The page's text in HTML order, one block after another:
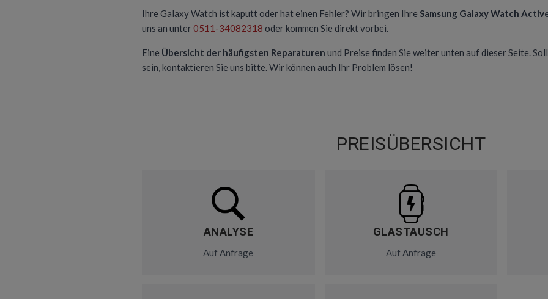
Ihre Galaxy Watch ist kaputt oder hat einen Fehler? Wir bringen Ihre Samsung Galaxy Watch
uns an unter0511-34082318 oder kommen Sie direkt vorbei.
Eine Übersicht der häufigsten Reparaturen und Preise finden Sie weiter unten auf dieser Seite.
sein, kontaktieren Sie uns bitte. Wir können auch Ihr Problem lösen!
PREISÜBERSICHT
ANALYSE
Auf Anfrage
GLASTAUSCH
Auf Anfrage